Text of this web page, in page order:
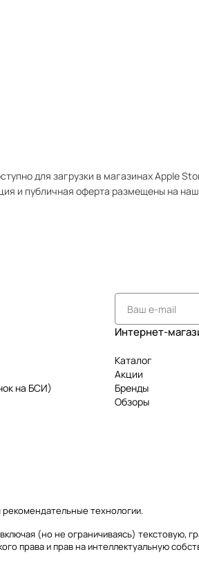
для загрузки в магазинах Apple
и публичная оферта размещены на
на БСИ)
Интернет-
Каталог
Акции
Бренды
Обзоры
рекомендательные технологии.
(но не ограничиваясь)
права и прав на интеллектуальную